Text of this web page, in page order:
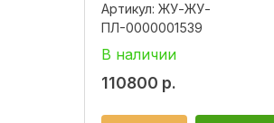
Артикул: ЖУ-ЖУ-
ПЛ-0000001539
В наличии
110800 р.